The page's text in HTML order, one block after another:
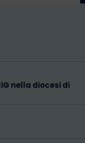
nella diocesi di